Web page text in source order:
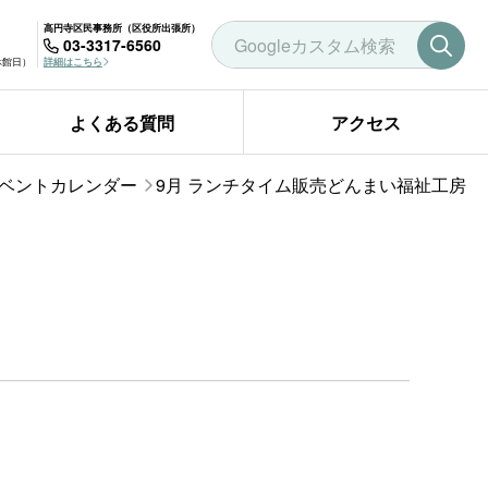
日）
高円寺区民事務所（区役所出張所）
03-3317-6560
詳細はこちら
よくある質問 アクセス
ントカレンダー 9月 ランチタイム販売どんまい福祉工房